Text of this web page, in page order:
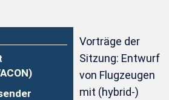
Vorträge der
Sitzung: Entwurf
von Flugzeugen
mit (hybrid-)